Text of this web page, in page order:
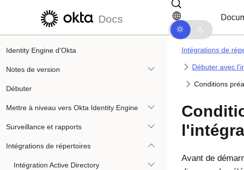
Passer au contenu principal Passer à la navigation dans les
Docs
Identity Engine d'Okta
Notes de version
Débuter
Mettre à niveau vers Okta Identity Engine
Surveillance et rapports
Intégrations de répertoires
Intégration Active Directory
Intégrations de
Débuter avec
Conditions
Avant de